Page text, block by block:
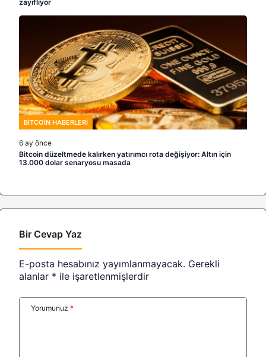
zayıflıyor
BITCOIN HABERLERI
6 ay önce
Bitcoin düzeltmede kalırken yatırımcı rota değişiyor: Altın için
13.000 dolar senaryosu masada
Bir Cevap Yaz
E-posta hesabınız yayımlanmayacak. Gerekli
alanlar * ile işaretlenmişlerdir
Yorumunuz *